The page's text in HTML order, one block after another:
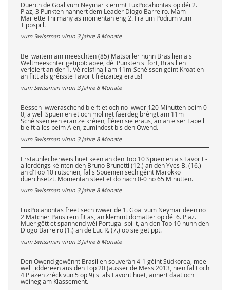
Duerch de Goal vum Neymar klëmmt LuxPocahontas op déi 2.
Plaz, 3 Punkten hannert dem Leader Diogo Barreiro. Mam
Mariette Thilmany as momentan eng 2. Fra um Podium vum
Tippspill.
vum Swissman virun 3 Jahre 8 Monate
Bei wäitem am meeschten (85) Matspiller hunn Brasilien als
Weltmeeschter getippt: abee, déi Punkten si fort, Brasilien
verléiert an der 1. Véirelsfinall am 11m-Schéissen géint Kroatien
an flitt als gréisste Favorit fréizäiteg eraus!
vum Swissman virun 3 Jahre 8 Monate
Bëssen iwweraschend bleift et och no iwwer 120 Minutten beim 0-
0, a well Spuenien et och mol net fäerdeg bréngt am 11m
Schéissen een eran ze kréien, fléien sie eraus, an an eiser Tabell
bleift alles beim Alen, zumindest bis den Owend.
vum Swissman virun 3 Jahre 8 Monate
Erstaunlecherweis huet keen an den Top 10 Spuenien als Favorit -
allerdéngs kéinten den Bruno Brunetti (12.) an den Yves B. (16.)
an d'Top 10 rutschen, falls Spuenien sech géint Marokko
duerchsetzt. Momentan steet et do nach 0-0 no 65 Minutten.
vum Swissman virun 3 Jahre 8 Monate
LuxPocahontas freet sech iwwer de 1. Goal vum Neymar deen no
2 Matcher Paus rem fit as, an klëmmt domatter op déi 6. Plaz.
Muer gëtt et spannend wéi Portugal spillt, an den Top 10 hunn den
Diogo Barreiro (1.) an de Luc R. (7.) op sie getippt.
vum Swissman virun 3 Jahre 8 Monate
Den Owend gewënnt Brasilien souverän 4-1 géint Südkorea, mee
well jiddereen aus den Top 20 (ausser de Messi2013, hien fällt och
4 Plazen zréck vun 5 op 9) si als Favorit huet, ännert daat och
wéineg am Klassement.